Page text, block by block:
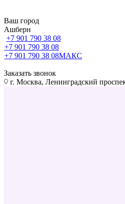
Ваш город
Ашберн
+7 901 790 38 08
+7 901 790 38 08
+7 901 790 38 08МАКС
Заказать звонок
г. Москва, Ленинградский